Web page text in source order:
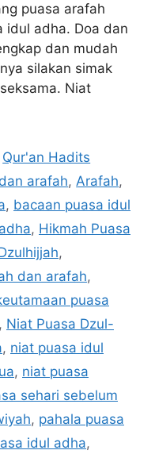
puasa arafah
idul adha. Doa dan
dan mudah
silakan simak
Niat
Qur'an Hadits
arafah,Arafah,
, bacaan puasa idul
, Hikmah Puasa
,
dan arafah,
puasa
, Niat Puasa Dzul-
, niat puasa idul
, niat puasa
sehari sebelum
, pahala puasa
idul adha,